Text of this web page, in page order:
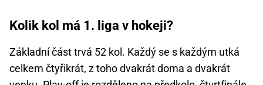
Kolik kol má 1. liga v hokeji?
Základní část trvá 52 kol. Každý se s každým utká
celkem čtyřikrát, z toho dvakrát doma a dvakrát